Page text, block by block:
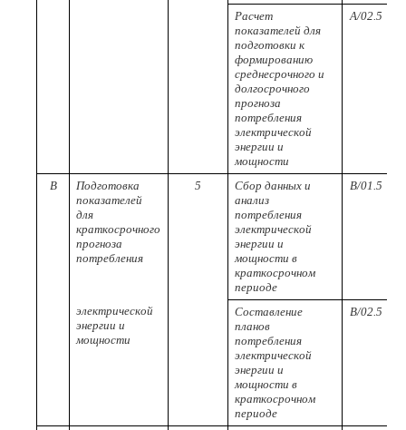
Расчет
показателей для
подготовки к
формированию
среднесрочного и
долгосрочного
прогноза
потребления
электрической
энергии и
мощности
A/02.5
В
Подготовка
показателей
для
краткосрочного
прогноза
потребления
5
Сбор данных и
анализ
потребления
электрической
энергии и
мощности в
краткосрочном
периоде
B/01.5
электрической
энергии и
мощности
Составление
планов
потребления
электрической
энергии и
мощности в
краткосрочном
периоде
B/02.5